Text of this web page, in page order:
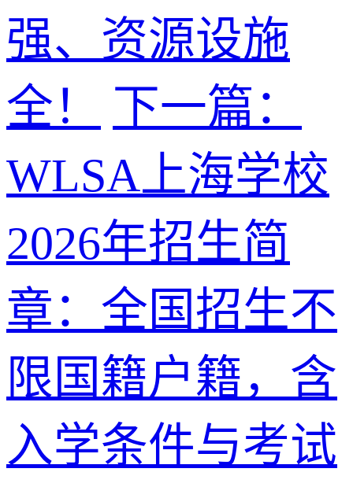
强、资源设施
全！
下一篇：
WLSA上海学校
2026年招生简
章：全国招生不
限国籍户籍，含
入学条件与考试